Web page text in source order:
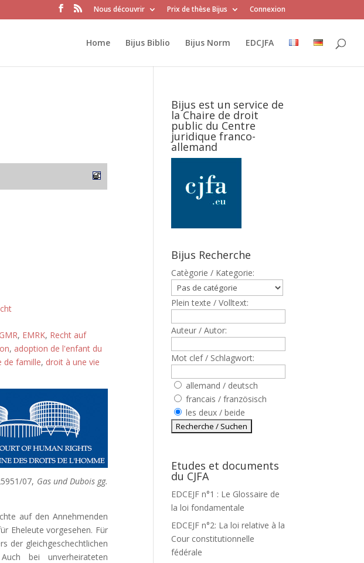
Nous découvrir Prix de thèse Bijus Connexion
Home Bijus Biblio Bijus Norm EDCJFA
, EMRK, Recht auf
, adoption de l'enfant du
de famille, droit à une vie
07, Gas und Dubois gg.
auf den Annehmenden
Eheleute vorgesehen. Für
der gleichgeschechtlichen
bei unverheirateten
Bijus est un service de
la Chaire de droit
public du Centre
juridique franco-
allemand
Bijus Recherche
Catègorie / Kategorie:
Plein texte / Volltext:
Auteur / Autor:
Mot clef / Schlagwort:
allemand / deutsch
francais / französisch
les deux / beide
Etudes et documents
du CJFA
EDCEJF n°1 : Le Glossaire de
la loi fondamentale
EDCEJF n°2: La loi relative à la
Cour constitutionnelle
fédérale